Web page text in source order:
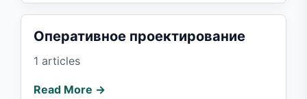
Оперативное проектирование
1 articles
Read More →